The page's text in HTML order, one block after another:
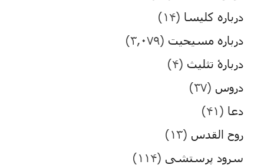
درباره کلیسا (۱۴)
درباره مسیحیت (۳,۰۷۹)
دربارۀ تثلیث (۴)
دروس (۳۷)
دعا (۴۱)
روح القدس (۱۳)
سرود پرستشی (۱۱۴)